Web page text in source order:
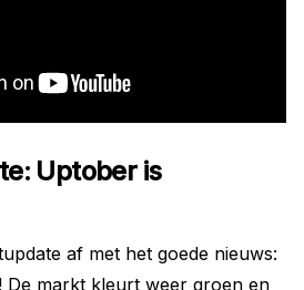
Uptober is
af met het goede nieuws:
De markt kleurt weer groen en